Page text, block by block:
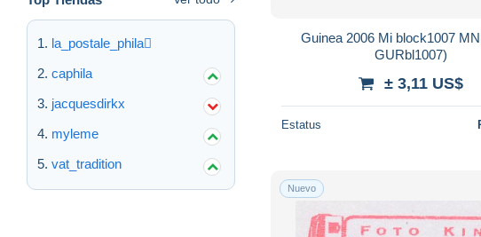
la_postale_phila
caphila
jacquesdirkx
myleme
vat_tradition
Guinea 2006 Mi block1007
GURbl1007)
± 3,11 US$
Estatus
Nuevo